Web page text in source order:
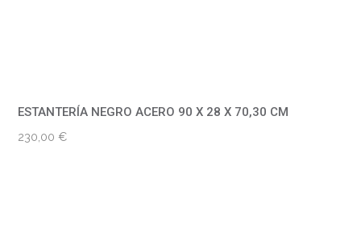
ESTANTERÍA NEGRO ACERO 90 X 28 X 70,30 CM
230,00€